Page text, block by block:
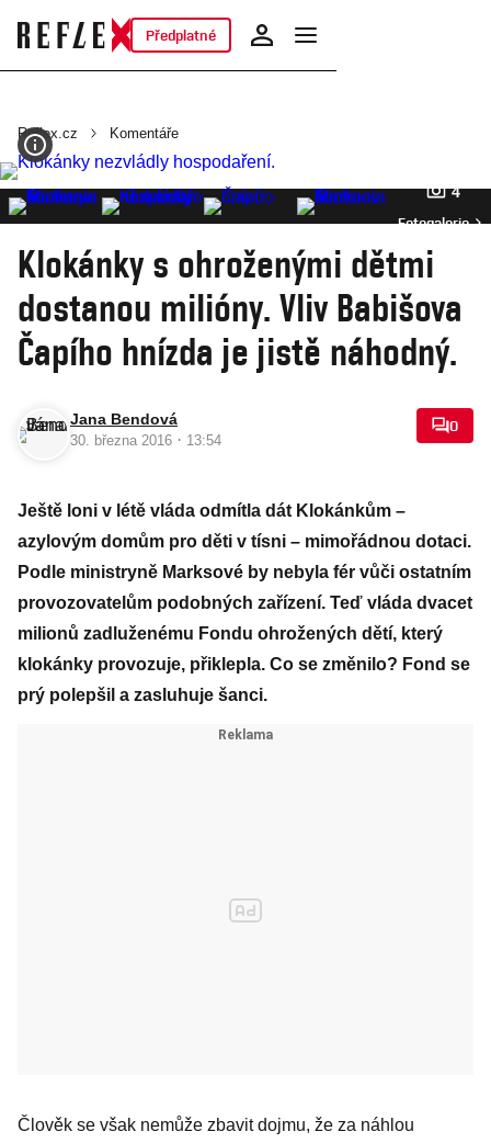
Předplatné
Reflex.cz Komentáře
4
Fotogalerie
Klokánky s ohroženými dětmi
dostanou milióny. Vliv Babišova
Čapího hnízda je jistě náhodný.
Jana Bendová
30. března 2016 · 13:54
0
Ještě loni v létě vláda odmítla dát Klokánkům –
azylovým domům pro děti v tísni – mimořádnou dotaci.
Podle ministryně Marksové by nebyla fér vůči ostatním
provozovatelům podobných zařízení. Teď vláda dvacet
milionů zadluženému Fondu ohrožených dětí, který
klokánky provozuje, přiklepla. Co se změnilo? Fond se
prý polepšil a zasluhuje šanci.
Člověk se však nemůže zbavit dojmu, že za náhlou